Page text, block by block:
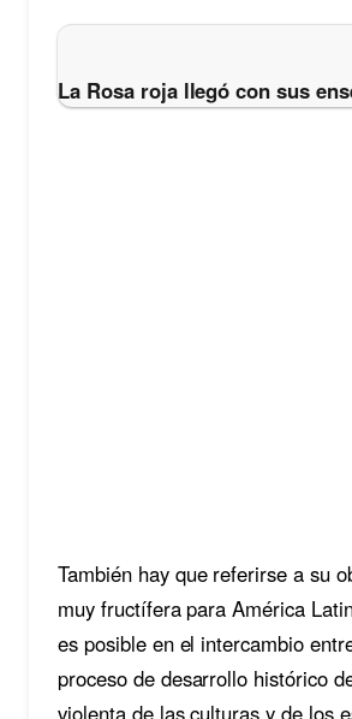
La Rosa roja llegó con sus
También hay que referirse a su
muy fructífera para América
es posible en el intercambio
proceso de desarrollo histórico
violenta de las culturas y de los